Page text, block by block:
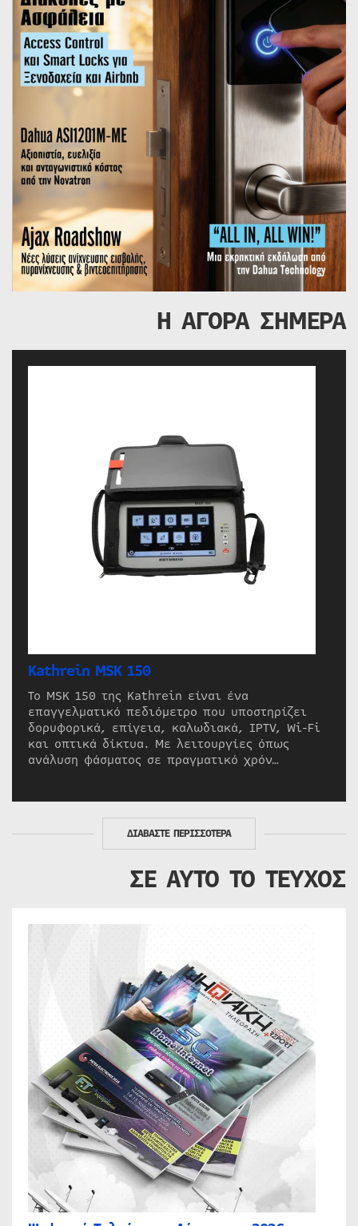
Η ΑΓΟΡΑ ΣΗΜΕΡΑ
Kathrein MSK 150
Το MSK 150 της Kathrein είναι ένα
επαγγελματικό πεδιόμετρο που υποστηρίζει
δορυφορικά, επίγεια, καλωδιακά, IPTV, Wi-Fi
και οπτικά δίκτυα. Με λειτουργίες όπως
ανάλυση φάσματος σε πραγματικό χρόν…
ΔΙΑΒΑΣΤΕ ΠΕΡΙΣΣΟΤΕΡΑ
ΣΕ ΑΥΤΟ ΤΟ ΤΕΥΧΟΣ